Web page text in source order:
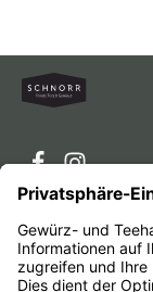
Service-Hotline